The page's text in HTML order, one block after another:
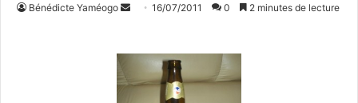
Bénédicte Yaméogo
y
16/07/2011 0 2 minutes de lecture